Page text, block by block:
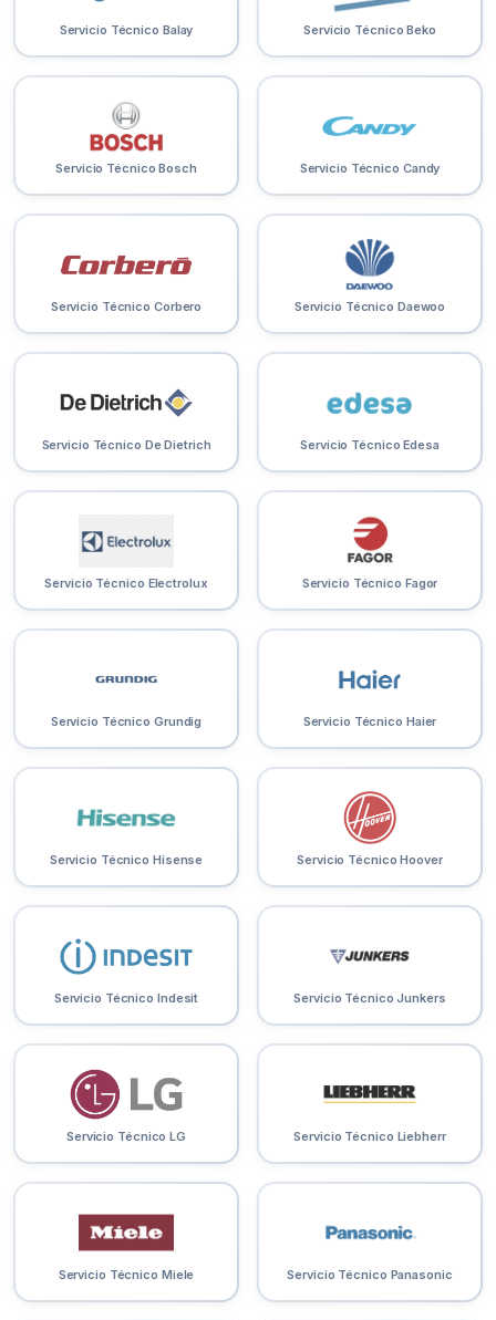
Servicio Técnico Balay Servicio Técnico Beko
Servicio Técnico Bosch Servicio Técnico Candy
Servicio Técnico Corbero Servicio Técnico Daewoo
Servicio Técnico De Dietrich Servicio Técnico Edesa
Servicio Técnico Electrolux Servicio Técnico Fagor
Servicio Técnico Grundig Servicio Técnico Haier
Servicio Técnico Hisense Servicio Técnico Hoover
Servicio Técnico Indesit Servicio Técnico Junkers
Servicio Técnico LG Servicio Técnico Liebherr
Servicio Técnico Miele Servicio Técnico Panasonic